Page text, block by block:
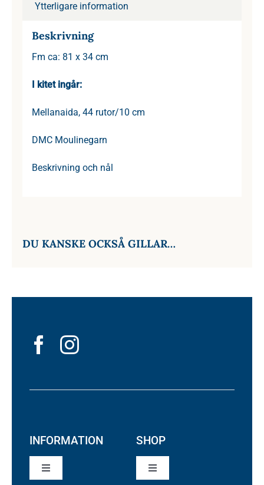
Ytterligare information
Beskrivning
Fm ca: 81 x 34 cm
I kitet ingår:
Mellanaida, 44 rutor/10 cm
DMC Moulinegarn
Beskrivning och nål
DU KANSKE OCKSÅ GILLAR…
INFORMATION
Toggle
SHOP
Toggle